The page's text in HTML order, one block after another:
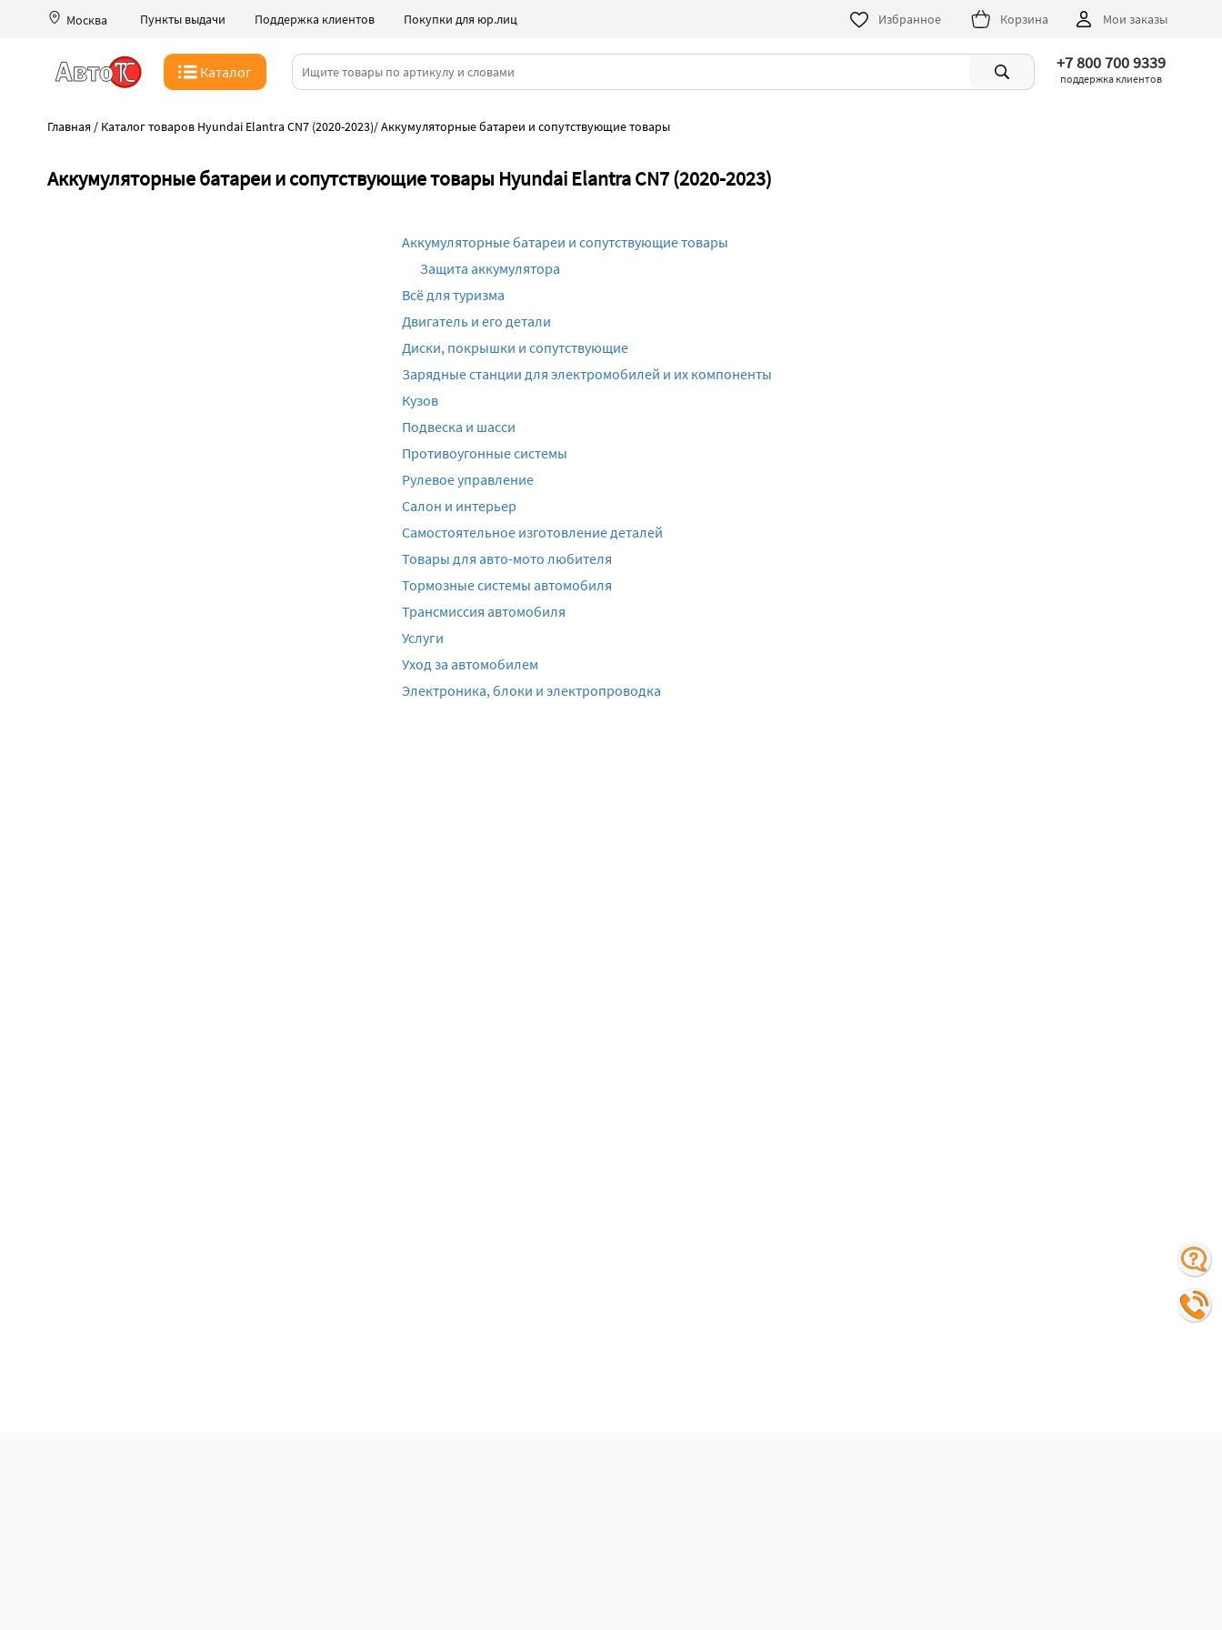
Москва Пункты выдачи Поддержка клиентов Покупки для юр.лиц Избранное Корзина Мои заказы
Каталог +7 800 700 9339
поддержка клиентов
Главная / Каталог товаров Hyundai Elantra CN7 (2020-2023)/Аккумуляторные батареи и сопутствующие товары
Аккумуляторные батареи и сопутствующие товары Hyundai Elantra CN7 (2020-2023)
Аккумуляторные батареи и сопутствующие товары
Защита аккумулятора
Всё для туризма
Двигатель и его детали
Диски, покрышки и сопутствующие
Зарядные станции для электромобилей и их компоненты
Кузов
Подвеска и шасси
Противоугонные системы
Рулевое управление
Салон и интерьер
Самостоятельное изготовление деталей
Товары для авто-мото любителя
Тормозные системы автомобиля
Трансмиссия автомобиля
Услуги
Уход за автомобилем
Электроника, блоки и электропроводка